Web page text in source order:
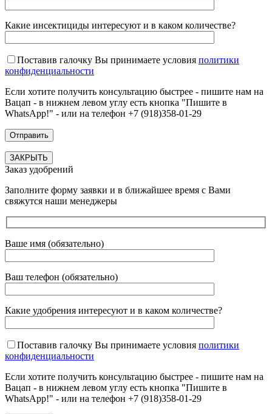
Какие инсектициды интересуют и в каком количестве?
Поставив галочку Вы принимаете условия политики
конфиденциальности
Если хотите получить консультацию быстрее - пишите нам на
Вацап - в нижнем левом углу есть кнопка "Пишите в
WhatsApp!" - или на телефон +7 (918)358-01-29
ЗАКРЫТЬ
Заказ удобрений
Заполните форму заявки и в ближайшее время с Вами
свяжутся наши менеджеры
Ваше имя (обязательно)
Ваш телефон (обязательно)
Какие удобрения интересуют и в каком количестве?
Поставив галочку Вы принимаете условия политики
конфиденциальности
Если хотите получить консультацию быстрее - пишите нам на
Вацап - в нижнем левом углу есть кнопка "Пишите в
WhatsApp!" - или на телефон +7 (918)358-01-29